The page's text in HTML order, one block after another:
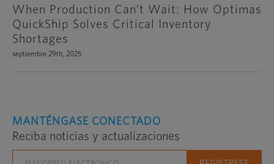
When Production Can’t Wait: How Optimas
QuickShip Solves Critical Inventory
Shortages
septiembre 29th, 2025
MANTÉNGASE CONECTADO
Reciba noticias y actualizaciones